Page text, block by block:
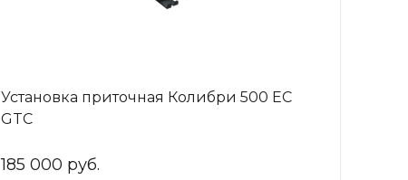
Установка приточная Колибри 500 ЕС
GTC
185 000 руб.